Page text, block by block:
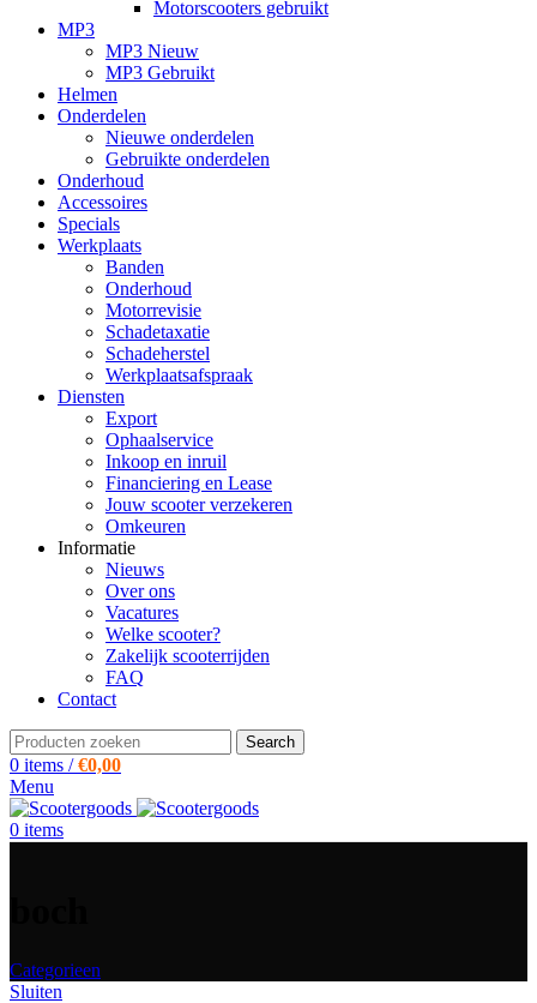
Motorscooters gebruikt
MP3
MP3 Nieuw
MP3 Gebruikt
Helmen
Onderdelen
Nieuwe onderdelen
Gebruikte onderdelen
Onderhoud
Accessoires
Specials
Werkplaats
Banden
Onderhoud
Motorrevisie
Schadetaxatie
Schadeherstel
Werkplaatsafspraak
Diensten
Export
Ophaalservice
Inkoop en inruil
Financiering en Lease
Jouw scooter verzekeren
Omkeuren
Informatie
Nieuws
Over ons
Vacatures
Welke scooter?
Zakelijk scooterrijden
FAQ
Contact
Search
0 items / €0,00
Menu
0 items
Categorieen
Sluiten